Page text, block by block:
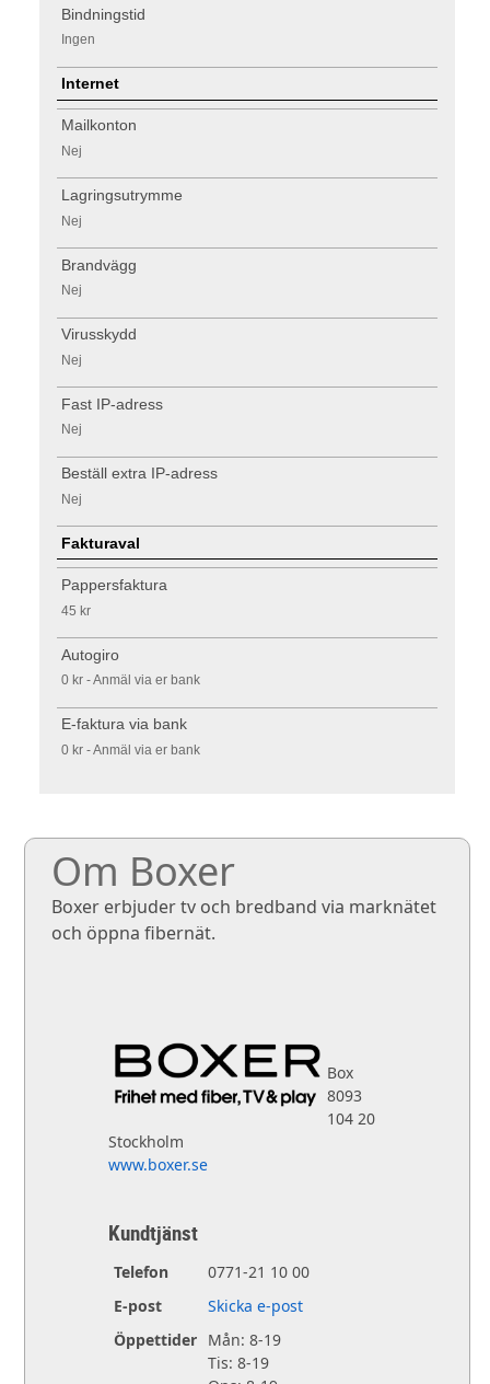
Bindningstid
Ingen
Internet
Mailkonton
Nej
Lagringsutrymme
Nej
Brandvägg
Nej
Virusskydd
Nej
Fast IP-adress
Nej
Beställ extra IP-adress
Nej
Fakturaval
Pappersfaktura
45 kr
Autogiro
0 kr - Anmäl via er bank
E-faktura via bank
0 kr - Anmäl via er bank
Om Boxer
Boxer erbjuder tv och bredband via marknätet
och öppna fibernät.
Box
8093
104 20
Stockholm
www.boxer.se
Kundtjänst
Telefon
0771-21 10 00
E-post
Skicka e-post
Öppettider Mån: 8-19
Tis: 8-19